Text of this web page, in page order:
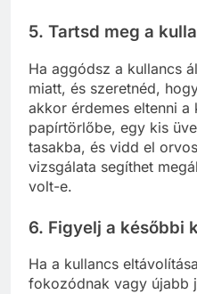
5. Tartsd meg a
Ha aggódsz a kullancs
miatt, és szeretnéd,
akkor érdemes eltenni a
papírtörlőbe, egy kis
tasakba, és vidd el
vizsgálata segíthet
volt-e.
6. Figyelj a későbbi
Ha a kullancs
fokozódnak vagy újabb